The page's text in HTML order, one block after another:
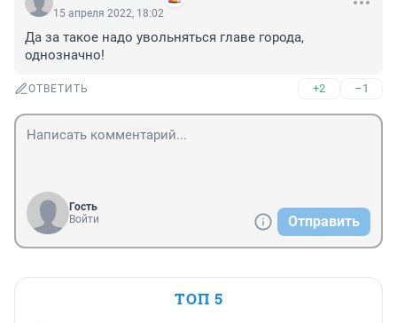
15 апреля 2022, 18:02
Да за такое надо увольняться главе города,
однозначно!
ОТВЕТИТЬ +2 –1
Гость
Войти
Отправить
ТОП 5